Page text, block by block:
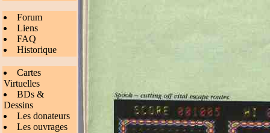
Forum
Liens
FAQ
Historique
Cartes
Virtuelles
BDs &
Dessins
Les donateurs
Les ouvrages